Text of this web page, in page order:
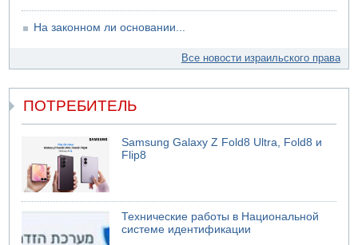
На законном ли основании...
Все новости израильского права
ПОТРЕБИТЕЛЬ
Samsung Galaxy Z Fold8 Ultra, Fold8 и
Flip8
Технические работы в Национальной
системе идентификации